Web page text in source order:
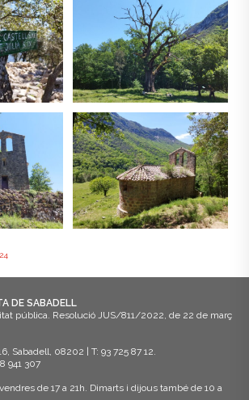
DE SABADELL
pública. Resolució JUS/811/2022, de 22 de març
Sabadell, 08202 | T: 93 725 87 12.
941 307
de 17 a 21h. Dimarts i dijous també de 10 a